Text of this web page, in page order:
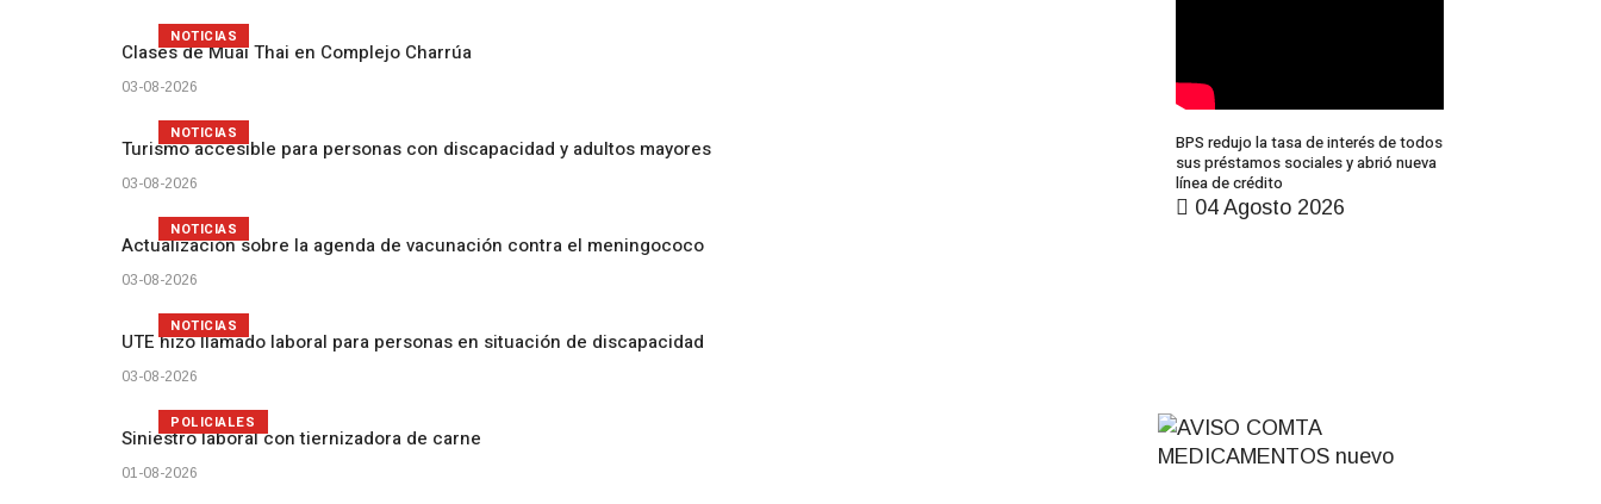
Clases de Muai Thai en Complejo Charrúa
03-08-2026
NOTICIAS
Turismo accesible para personas con discapacidad y adultos mayores
03-08-2026
NOTICIAS
Actualización sobre la agenda de vacunación contra el meningococo
03-08-2026
NOTICIAS
UTE hizo llamado laboral para personas en situación de discapacidad
03-08-2026
NOTICIAS
Siniestro laboral con tiernizadora de carne
01-08-2026
POLICIALES
BPS redujo la tasa de interés de todos
sus préstamos sociales y abrió nueva
línea de crédito
04 Agosto 2026